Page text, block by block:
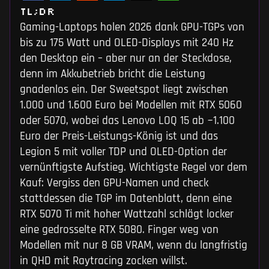
TL;DR
Gaming-Laptops holen 2026 dank GPU-TGPs von
bis zu 175 Watt und OLED-Displays mit 240 Hz
den Desktop ein – aber nur an der Steckdose,
denn im Akkubetrieb bricht die Leistung
gnadenlos ein. Der Sweetspot liegt zwischen
1.000 und 1.600 Euro bei Modellen mit RTX 5060
oder 5070, wobei das Lenovo LOQ 15 ab ~1.100
Euro der Preis-Leistungs-König ist und das
Legion 5 mit voller TDP und OLED-Option der
vernünftigste Aufstieg. Wichtigste Regel vor dem
Kauf: Vergiss den GPU-Namen und check
stattdessen die TGP im Datenblatt, denn eine
RTX 5070 Ti mit hoher Wattzahl schlägt locker
eine gedrosselte RTX 5080. Finger weg von
Modellen mit nur 8 GB VRAM, wenn du langfristig
in QHD mit Raytracing zocken willst.